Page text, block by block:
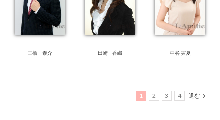
三橋 泰介 田崎 香織 中谷 実夏
1 2 3 4 進む